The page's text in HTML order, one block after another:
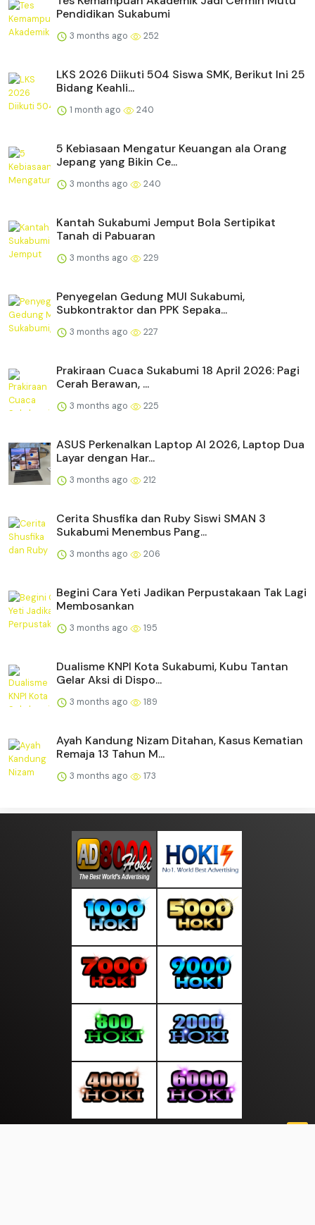
Pendidikan Sukabumi
3 months ago 252
LKS 2026 Diikuti 504 Siswa SMK, Berikut Ini 25
Bidang Keahli...
1 month ago 240
5 Kebiasaan Mengatur Keuangan ala Orang
Jepang yang Bikin Ce...
3 months ago 240
Kantah Sukabumi Jemput Bola Sertipikat
Tanah di Pabuaran
3 months ago 229
Penyegelan Gedung MUI Sukabumi,
Subkontraktor dan PPK Sepaka...
3 months ago 227
Prakiraan Cuaca Sukabumi 18 April 2026: Pagi
Cerah Berawan, ...
3 months ago 225
ASUS Perkenalkan Laptop AI 2026, Laptop Dua
Layar dengan Har...
3 months ago 212
Cerita Shusfika dan Ruby Siswi SMAN 3
Sukabumi Menembus Pang...
3 months ago 206
Begini Cara Yeti Jadikan Perpustakaan Tak Lagi
Membosankan
3 months ago 195
Dualisme KNPI Kota Sukabumi, Kubu Tantan
Gelar Aksi di Dispo...
3 months ago 189
Ayah Kandung Nizam Ditahan, Kasus Kematian
Remaja 13 Tahun M...
3 months ago 173